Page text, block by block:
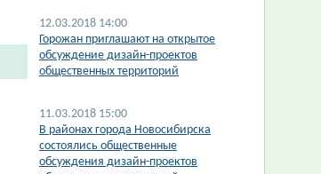
12.03.2018 14:00
Горожан приглашают на открытое
обсуждение дизайн-проектов
общественных территорий
11.03.2018 15:00
В районах города Новосибирска
состоялись общественные
обсуждения дизайн-проектов